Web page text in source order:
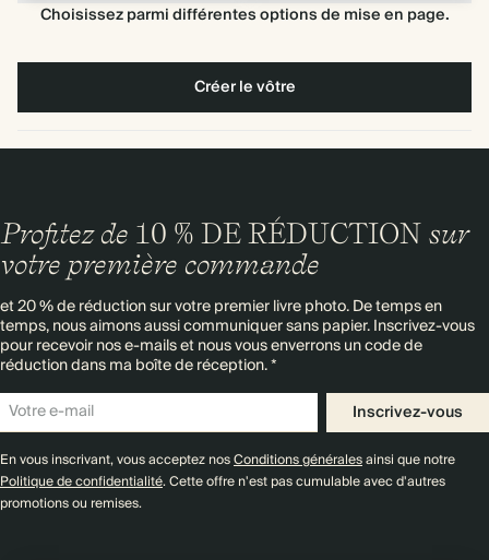
Choisissez parmi différentes options de mise en page.
Créer le vôtre
Profitez de 10 % DE RÉDUCTION sur
votre première commande
et 20 % de réduction sur votre premier livre photo. De temps en
temps, nous aimons aussi communiquer sans papier. Inscrivez-vous
pour recevoir nos e-mails et nous vous enverrons un code de
réduction dans ma boîte de réception. *
Inscrivez-vous
En vous inscrivant, vous acceptez nosConditions généralesainsi que notre
Politique de confidentialité. Cette offre n'est pas cumulable avec d'autres
promotions ou remises.